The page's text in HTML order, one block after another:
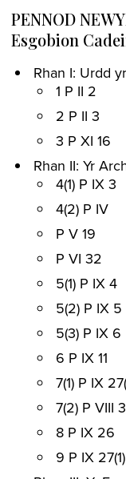
PENNOD
Esgobion
Rhan I: Urdd
1 P II 2
2 P II 3
3 P XI 16
Rhan II: Yr
4(1) P IX 3
4(2) P IV
P V 19
P VI 32
5(1) P IX 4
5(2) P IX 5
5(3) P IX 6
6 P IX 11
7(1) P IX
7(2) P VIII
8 P IX 26
9 P IX 27(1)